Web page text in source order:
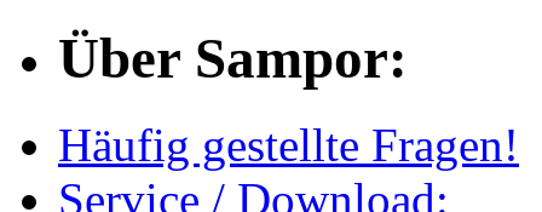
Über Sampor:
Häufig gestellte Fragen!
Service / Download: